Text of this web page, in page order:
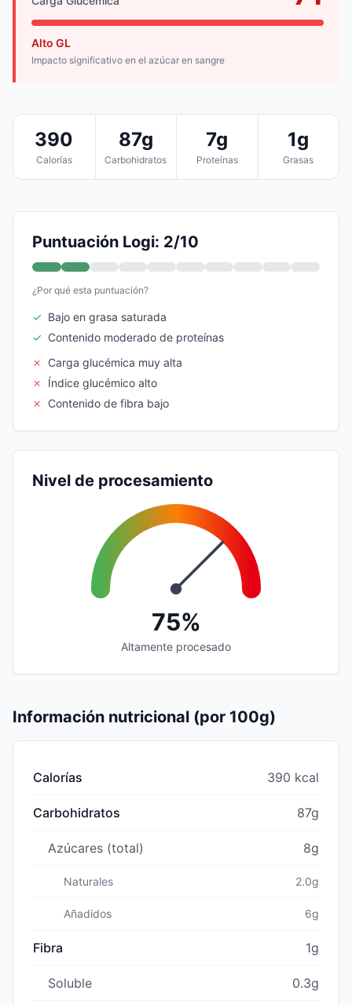
Alto GL
Impacto significativo en el azúcar en sangre
390
Calorías
87g
Carbohidratos
7g
Proteínas
1g
Grasas
Puntuación Logi: 2/10
¿Por qué esta puntuación?
✓ Bajo en grasa saturada
✓ Contenido moderado de proteínas
✗
Carga glucémica muy alta
✗
Índice glucémico alto
✗
Contenido de fibra bajo
Nivel de procesamiento
75%
Altamente procesado
Información nutricional (por 100g)
Calorías 390 kcal
Carbohidratos 87g
Azúcares (total) 8g
Naturales 2.0g
Añadidos 6g
Fibra 1g
Soluble 0.3g